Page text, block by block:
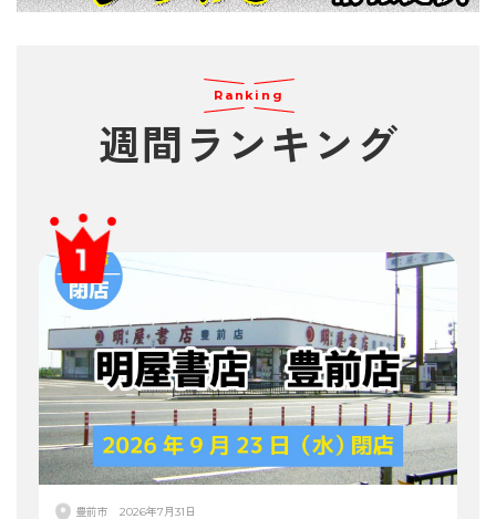
Ranking
週間 ランキング
豊前市 2026年7月31日